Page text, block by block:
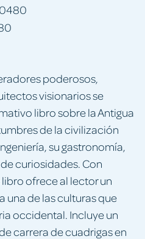
poderosos,
visionarios se
libro sobre la Antigua
de la civilización
su gastronomía,
curiosidades. Con
ofrece al lector un
una de las culturas que
occidental. Incluye un
carrera de cuadrigas en